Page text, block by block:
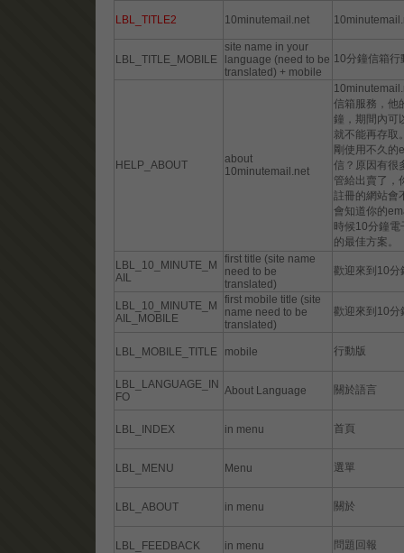
LBL_TITLE2 10minutemail.net
LBL_TITLE_MOBILE
site name in your
language (need to be
translated) + mobile
10分鐘信箱行
HELP_ABOUT
about
10minutemail.net
信箱服務，他
鐘，期間內可
就不能再存取
剛使用不久的
信？原因有很
管給出賣了，
註冊的網站會
會知道你的
時候10分鐘電
的最佳方案。
LBL_10_MINUTE_M
AIL
first title (site name
need to be
translated)
歡迎來到10分
LBL_10_MINUTE_M
AIL_MOBILE
first mobile title (site
name need to be
translated)
歡迎來到10分
LBL_MOBILE_TITLE mobile 行動版
LBL_LANGUAGE_IN
FO
About Language 關於語言
LBL_INDEX in menu 首頁
LBL_MENU Menu 選單
LBL_ABOUT in menu 關於
LBL_FEEDBACK in menu 問題回報